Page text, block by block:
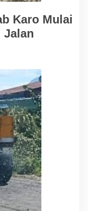
Karo Mulai
Jalan